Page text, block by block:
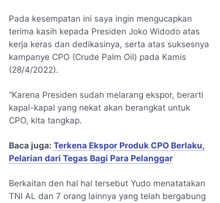
Pada kesempatan ini saya ingin mengucapkan
terima kasih kepada Presiden Joko Widodo atas
kerja keras dan dedikasinya, serta atas suksesnya
kampanye CPO (Crude Palm Oil) pada Kamis
(28/4/2022).
“Karena Presiden sudah melarang ekspor, berarti
kapal-kapal yang nekat akan berangkat untuk
CPO, kita tangkap.
Baca juga: Terkena Ekspor Produk CPO Berlaku,
Pelarian dari Tegas Bagi Para Pelanggar
Berkaitan den hal hal tersebut Yudo menatatakan
TNI AL dan 7 orang lainnya yang telah bergabung